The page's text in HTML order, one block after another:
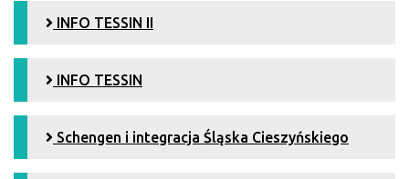
INFO TESSIN II
INFO TESSIN
Schengen i integracja Śląska Cieszyńskiego